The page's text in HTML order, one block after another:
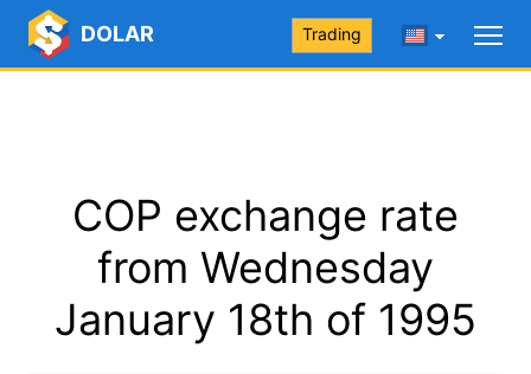
DOLAR Trading
COP exchange rate
from Wednesday
January 18th of 1995